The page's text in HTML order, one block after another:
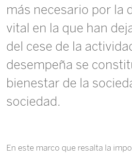
más necesario por la
vital en la que han
del cese de la
desempeña se
bienestar de la
sociedad.
En este marco que resalta la